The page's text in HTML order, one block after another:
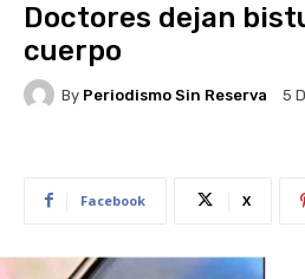
Doctores dejan
cuerpo
By Periodismo Sin Reserva 5
Facebook X